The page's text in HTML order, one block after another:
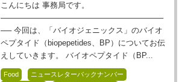
こんにちは 事務局です。
──────────────────────────────
── 今回は、「バイオジェニックス」のバイオ
ペプタイド（biopepetides、BP）についてお伝
えしていきます。 バイオペプタイド（BP...
Food
ニュースレターバックナンバー